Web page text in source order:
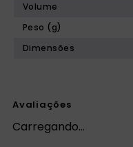
Volume
Peso (g)
Dimensões
Avaliações
Carregando…